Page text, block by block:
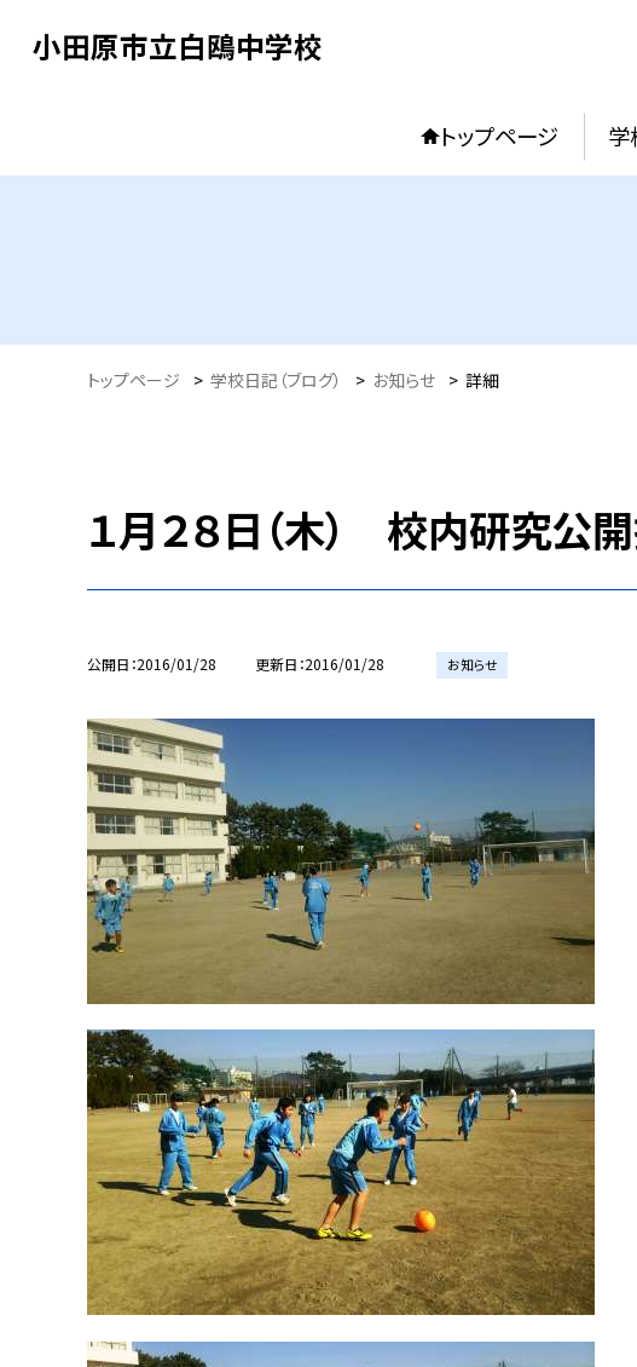
小田原市立白鴎中学校
トップページ 学
トップページ > 学校日記（ブログ） > お知らせ > 詳細
１月２８日（木） 校内研究公開
公開日 2016/01/28 更新日 2016/01/28 お知らせ